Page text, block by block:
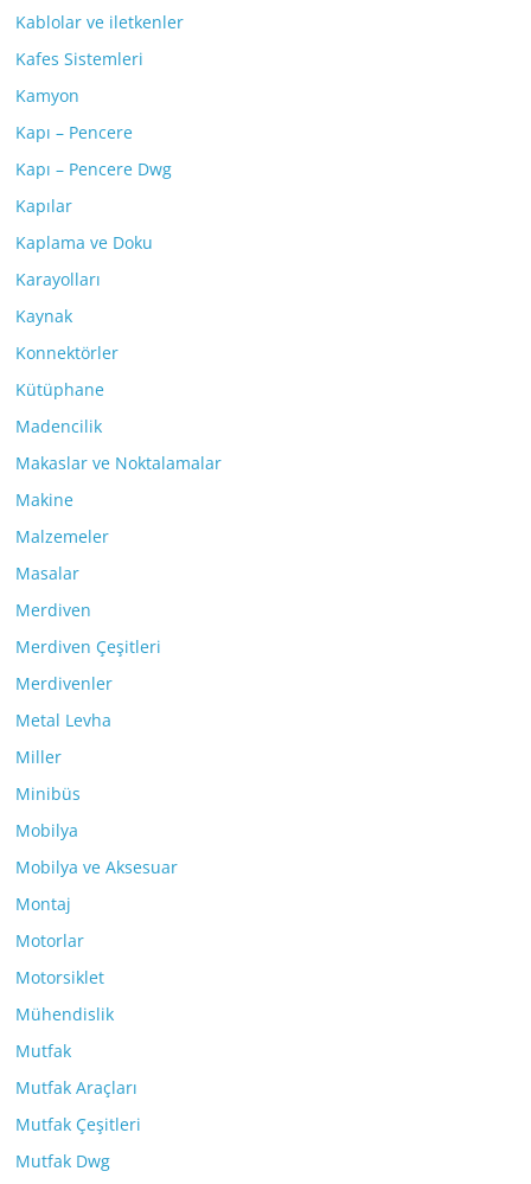
Kablolar ve iletkenler
Kafes Sistemleri
Kamyon
Kapı – Pencere
Kapı – Pencere Dwg
Kapılar
Kaplama ve Doku
Karayolları
Kaynak
Konnektörler
Kütüphane
Madencilik
Makaslar ve Noktalamalar
Makine
Malzemeler
Masalar
Merdiven
Merdiven Çeşitleri
Merdivenler
Metal Levha
Miller
Minibüs
Mobilya
Mobilya ve Aksesuar
Montaj
Motorlar
Motorsiklet
Mühendislik
Mutfak
Mutfak Araçları
Mutfak Çeşitleri
Mutfak Dwg